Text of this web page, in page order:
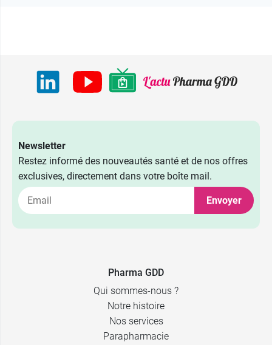
Newsletter
Restez informé des nouveautés santé et de nos offres
exclusives, directement dans votre boîte mail.
Envoyer
Pharma GDD
Qui sommes-nous ?
Notre histoire
Nos services
Parapharmacie